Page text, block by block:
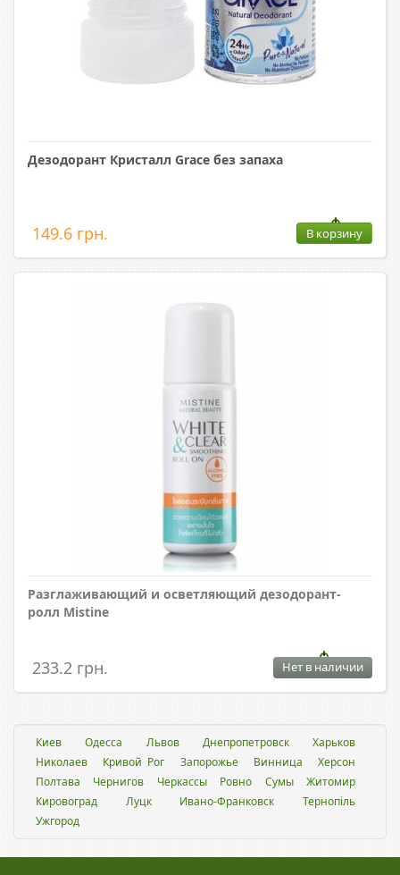
Дезодорант Кристалл Grace без запаха
149.6 грн. В корзину
Разглаживающий и осветляющий дезодорант-
ролл Mistine
233.2 грн. Нет в наличии
Киев Одесса Львов Днепропетровск
Харьков
Николаев
Кривой Рог Запорожье Винница
Херсон
Полтава
Чернигов Черкассы Ровно Сумы
Житомир
Кировоград
Луцк Ивано-Франковск
Тернопіль
Ужгород